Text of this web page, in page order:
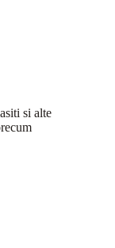
si alte